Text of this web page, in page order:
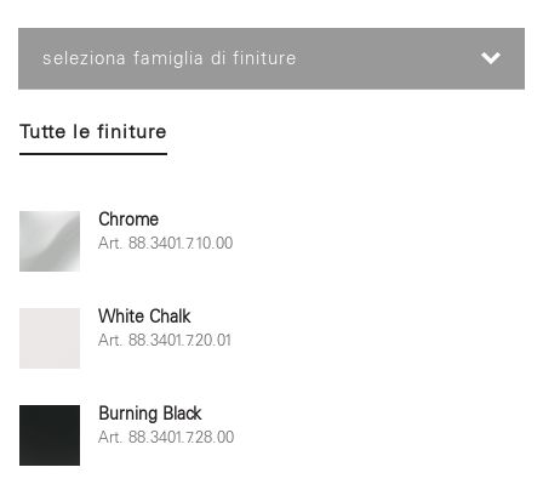
seleziona famiglia di finiture
Tutte le finiture
Chrome
Art. 88.3401.7.10.00
White Chalk
Art. 88.3401.7.20.01
Burning Black
Art. 88.3401.7.28.00